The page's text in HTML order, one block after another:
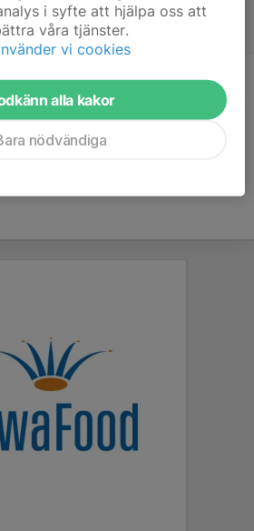
Huvudtränare J18
år
i syfte att hjälpa oss att
våra tjänster.
vi cookies
alla kakor
nödvändiga